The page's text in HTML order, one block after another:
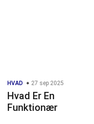
HVAD 27 sep 2025
Hvad Er En
Funktionær